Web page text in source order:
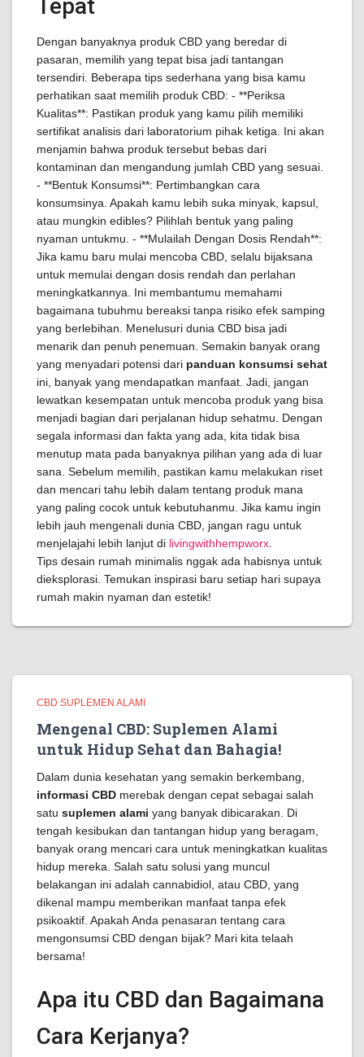
Tepat
Dengan banyaknya produk CBD yang beredar di
pasaran, memilih yang tepat bisa jadi tantangan
tersendiri. Beberapa tips sederhana yang bisa kamu
perhatikan saat memilih produk CBD: - **Periksa
Kualitas**: Pastikan produk yang kamu pilih memiliki
sertifikat analisis dari laboratorium pihak ketiga. Ini akan
menjamin bahwa produk tersebut bebas dari
kontaminan dan mengandung jumlah CBD yang sesuai.
- **Bentuk Konsumsi**: Pertimbangkan cara
konsumsinya. Apakah kamu lebih suka minyak, kapsul,
atau mungkin edibles? Pilihlah bentuk yang paling
nyaman untukmu. - **Mulailah Dengan Dosis Rendah**:
Jika kamu baru mulai mencoba CBD, selalu bijaksana
untuk memulai dengan dosis rendah dan perlahan
meningkatkannya. Ini membantumu memahami
bagaimana tubuhmu bereaksi tanpa risiko efek samping
yang berlebihan. Menelusuri dunia CBD bisa jadi
menarik dan penuh penemuan. Semakin banyak orang
yang menyadari potensi dari panduan konsumsi sehat
ini, banyak yang mendapatkan manfaat. Jadi, jangan
lewatkan kesempatan untuk mencoba produk yang bisa
menjadi bagian dari perjalanan hidup sehatmu. Dengan
segala informasi dan fakta yang ada, kita tidak bisa
menutup mata pada banyaknya pilihan yang ada di luar
sana. Sebelum memilih, pastikan kamu melakukan riset
dan mencari tahu lebih dalam tentang produk mana
yang paling cocok untuk kebutuhanmu. Jika kamu ingin
lebih jauh mengenali dunia CBD, jangan ragu untuk
menjelajahi lebih lanjut di livingwithhempworx
Tips desain rumah minimalis nggak ada habisnya untuk
dieksplorasi. Temukan inspirasi baru setiap hari supaya
rumah makin nyaman dan estetik!
CBD SUPLEMEN ALAMI
Mengenal CBD: Suplemen Alami
untuk Hidup Sehat dan Bahagia!
Dalam dunia kesehatan yang semakin berkembang,
informasi CBD merebak dengan cepat sebagai salah
satu suplemen alami yang banyak dibicarakan. Di
tengah kesibukan dan tantangan hidup yang beragam,
banyak orang mencari cara untuk meningkatkan kualitas
hidup mereka. Salah satu solusi yang muncul
belakangan ini adalah cannabidiol, atau CBD, yang
dikenal mampu memberikan manfaat tanpa efek
psikoaktif. Apakah Anda penasaran tentang cara
mengonsumsi CBD dengan bijak? Mari kita telaah
bersama!
Apa itu CBD dan Bagaimana
Cara Kerjanya?